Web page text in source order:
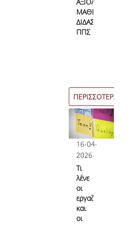
ΑΞΙΟΛΟΓΗΣΗ
ΜΑΘΗΜΑΤΩΝ/
ΔΙΔΑΣΚΑΛΙΑΣ
ΠΠΣ
ΠΕΡΙΣΣΟΤΕΡΑ
16-04-
2026
Τι
λένε
οι
εργαζόμενες
και
οι